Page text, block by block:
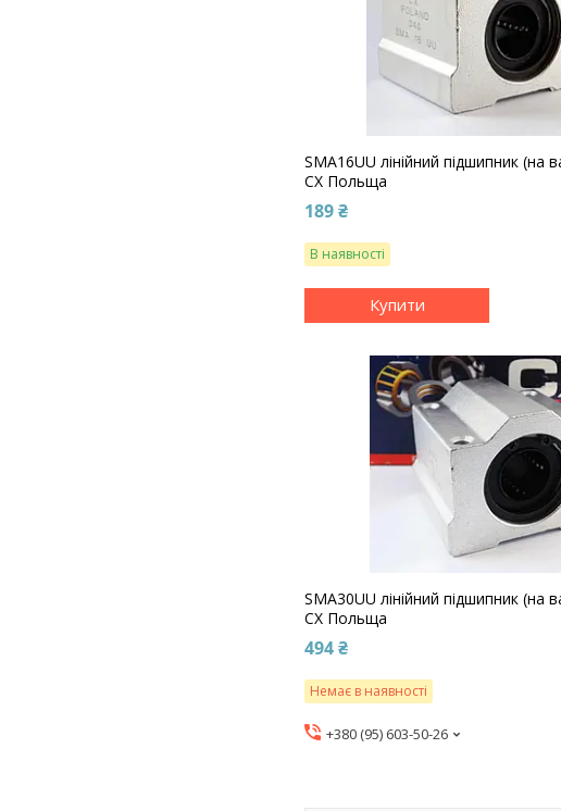
SMA16UU лінійний підшипник
CX Польща
189 ₴
В наявності
Купити
SMA30UU лінійний підшипник
CX Польща
494 ₴
Немає в наявності
+380 (95) 603-50-26